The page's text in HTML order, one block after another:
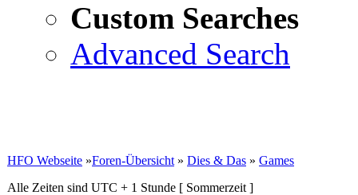
Custom Searches
Advanced Search
HFO Webseite »Foren-Übersicht » Dies & Das » Games
Alle Zeiten sind UTC + 1 Stunde [ Sommerzeit ]